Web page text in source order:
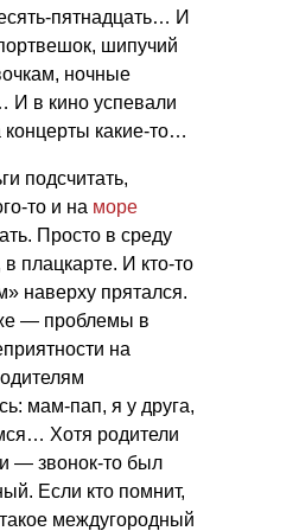
пятнадцать… И
шипучий
ночные
И в кино успевали
концерты какие-то…
подсчитать,
то и на море
Просто в среду
плацкарте. И кто-то
наверху прятался.
— проблемы в
на
мам-пап, я у друга,
Хотя родители
— звонок-то был
Если кто помнит,
междугородный